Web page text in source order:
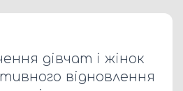
дівчат і жінок
відновлення